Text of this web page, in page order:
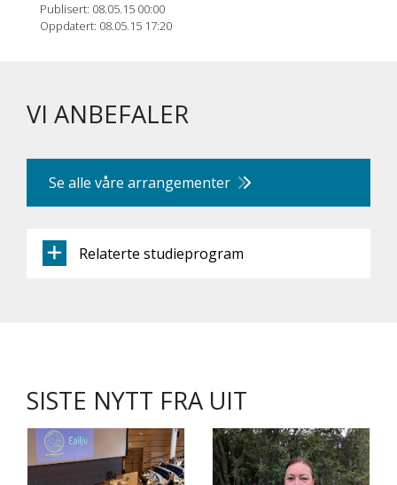
Publisert: 08.05.15 00:00
Oppdatert: 08.05.15 17:20
VI ANBEFALER
Se alle våre arrangementer
Relaterte studieprogram
SISTE NYTT FRA UIT